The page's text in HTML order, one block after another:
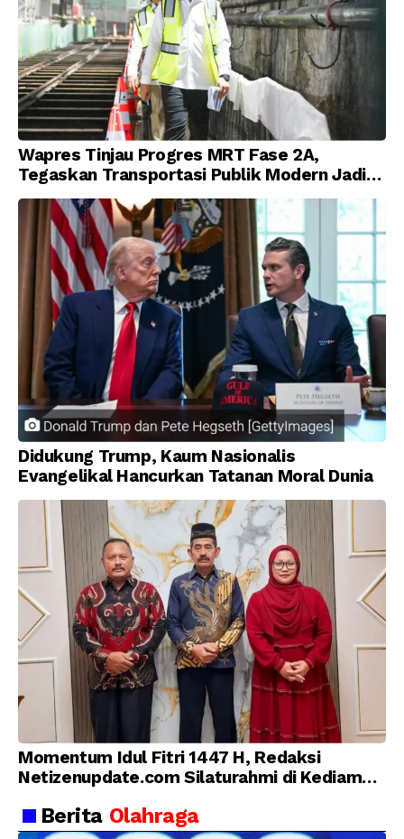
Wapres Tinjau Progres MRT Fase 2A,
Tegaskan Transportasi Publik Modern Jadi
Prioritas Nasional
Didukung Trump, Kaum Nasionalis
Evangelikal Hancurkan Tatanan Moral Dunia
Momentum Idul Fitri 1447 H, Redaksi
Netizenupdate.com Silaturahmi di Kediaman
Berita Olahraga